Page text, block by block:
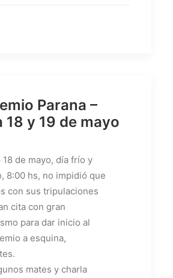
Parana –
18 y 19 de mayo
18 de mayo, día frío y
8:00 hs, no impidió que
con sus tripulaciones
cita con gran
para dar inicio al
a esquina,
mates y charla